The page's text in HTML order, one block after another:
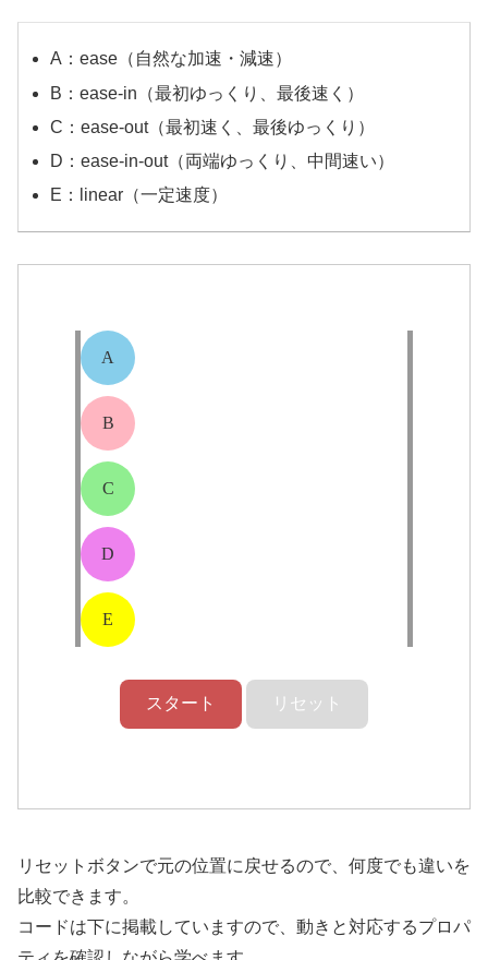
A：ease（自然な加速・減速）
B：ease-in（最初ゆっくり、最後速く）
C：ease-out（最初速く、最後ゆっくり）
D：ease-in-out（両端ゆっくり、中間速い）
E：linear（一定速度）
リセットボタンで元の位置に戻せるので、何度でも違いを
比較できます。
コードは下に掲載していますので、動きと対応するプロパ